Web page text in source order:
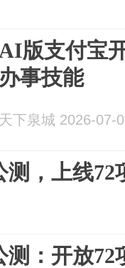
AI版支付宝
办事技能
天下泉城 2026-07-
，上线72
：开放72